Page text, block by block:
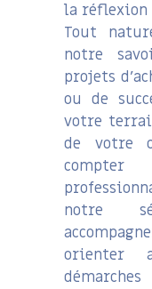
la
Tout
notre
projets
ou de
votre
de votre
notre
orienter